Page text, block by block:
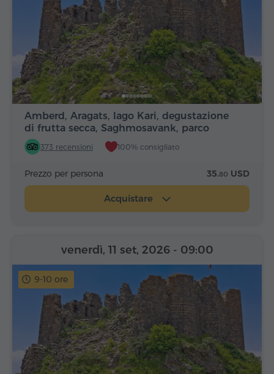
Amberd, Aragats, lago Kari, degustazione
di frutta secca, Saghmosavank, parco
Alfabeto
373 recensioni 100% consigliato
Prezzo per persona 35.80 USD
Acquistare
9-10 ore
venerdì, 11 set, 2026 - 09:00